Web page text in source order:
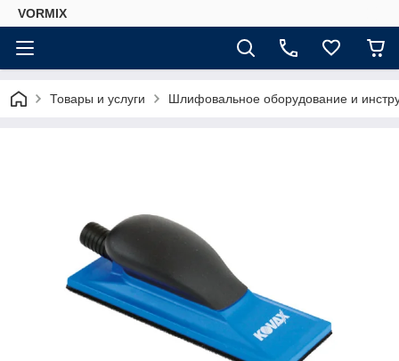
VORMIX
Товары и услуги Шлифовальное оборудование и